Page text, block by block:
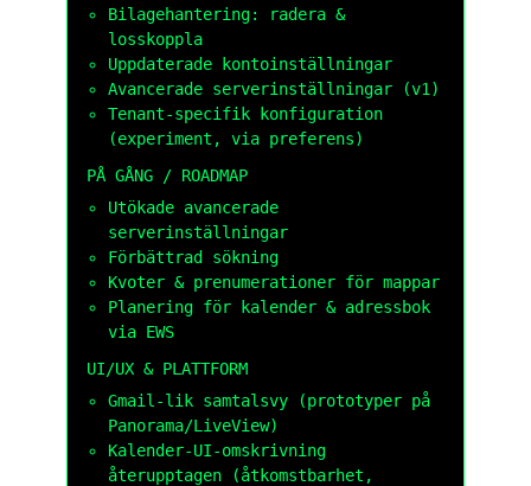
Bilagehantering: radera &
losskoppla
Uppdaterade kontoinställningar
Avancerade serverinställningar (v1)
Tenant-specifik konfiguration
(experiment, via preferens)
PÅ GÅNG / ROADMAP
Utökade avancerade
serverinställningar
Förbättrad sökning
Kvoter & prenumerationer för mappar
Planering för kalender & adressbok
via EWS
UI/UX & PLATTFORM
Gmail-lik samtalsvy (prototyper på
Panorama/LiveView)
Kalender-UI-omskrivning
återupptagen (åtkomstbarhet,